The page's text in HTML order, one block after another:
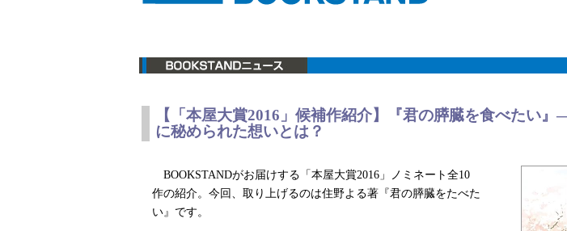
【「本屋大賞2016」候補作紹介】『君の膵臓を食べたい
に秘められた想いとは？
BOOKSTANDがお届けする「本屋大賞2016」ノミネート全10
作の紹介。今回、取り上げるのは住野よる著『君の膵臓をたべた
い』です。